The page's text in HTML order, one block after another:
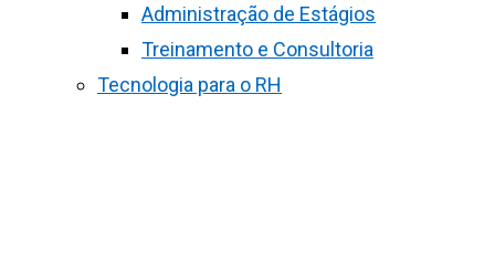
Administração de Estágios
Treinamento e Consultoria
Tecnologia para o RH